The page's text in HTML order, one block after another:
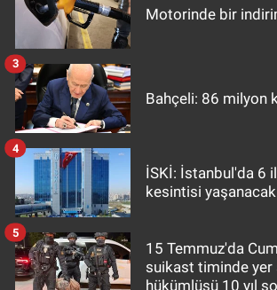
Motorinde bir
Bahçeli: 86 milyon
3
İSKİ: İstanbul'da 6
kesintisi yaşanacak
4
15 Temmuz'da
suikast timinde yer
hükümlüsü 10 yıl
5